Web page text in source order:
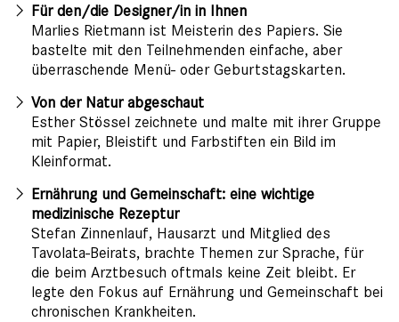
Für den/die Designer/in in Ihnen
Marlies Rietmann ist Meisterin des Papiers. Sie
bastelte mit den Teilnehmenden einfache, aber
überraschende Menü- oder Geburtstagskarten.
Von der Natur abgeschaut
Esther Stössel zeichnete und malte mit ihrer Gruppe
mit Papier, Bleistift und Farbstiften ein Bild im
Kleinformat.
Ernährung und Gemeinschaft: eine wichtige
medizinische Rezeptur
Stefan Zinnenlauf, Hausarzt und Mitglied des
Tavolata-Beirats, brachte Themen zur Sprache, für
die beim Arztbesuch oftmals keine Zeit bleibt. Er
legte den Fokus auf Ernährung und Gemeinschaft bei
chronischen Krankheiten.